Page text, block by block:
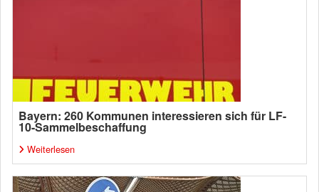
Bayern: 260 Kommunen interessieren sich für LF-
10-Sammelbeschaffung
Weiterlesen